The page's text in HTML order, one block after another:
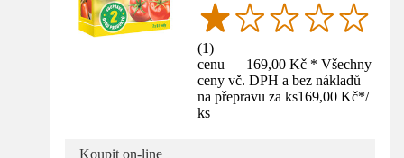
(1)
cenu — 169,00 Kč * Všechny
ceny vč. DPH a bez nákladů
na přepravu za ks169,00 Kč*/
ks
Koupit on-line